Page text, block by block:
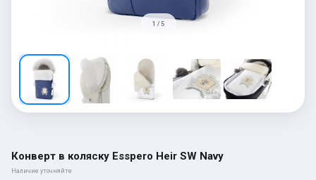
1 / 5
Конверт в коляску Esspero Heir SW Navy
Наличие уточняйте